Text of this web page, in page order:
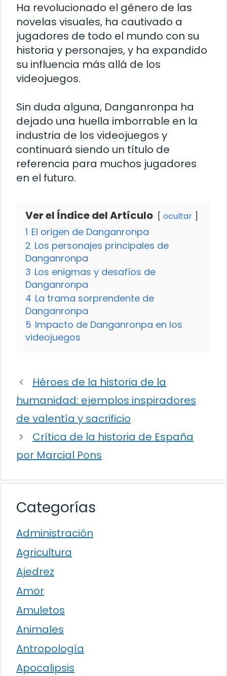
Ha revolucionado el género de las
novelas visuales, ha cautivado a
jugadores de todo el mundo con su
historia y personajes, y ha expandido
su influencia más allá de los
videojuegos.
Sin duda alguna, Danganronpa ha
dejado una huella imborrable en la
industria de los videojuegos y
continuará siendo un título de
referencia para muchos jugadores
en el futuro.
Ver el Índice del Artículo ocultar
1 El origen de Danganronpa
2 Los personajes principales de
Danganronpa
3 Los enigmas y desafíos de
Danganronpa
4 La trama sorprendente de
Danganronpa
5 Impacto de Danganronpa en los
videojuegos
Héroes de la historia de la
humanidad: ejemplos inspiradores
de valentía y sacrificio
Crítica de la historia de España
por Marcial Pons
Categorías
Administración
Agricultura
Ajedrez
Amor
Amuletos
Animales
Antropología
Apocalipsis